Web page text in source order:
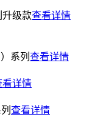
升级款查看详情
系列 查看详情
看详情
查看详情